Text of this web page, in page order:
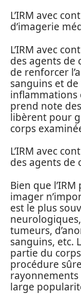
L’IRM avec
d’imagerie
L’IRM avec
des agents de
de renforcer
sanguins et
inflammations
prend note
libèrent pour
corps
L’IRM avec
des agents de
Bien que
imager
est le plus
tumeurs,
sanguins, etc.
partie du corps
procédure
rayonnements
large